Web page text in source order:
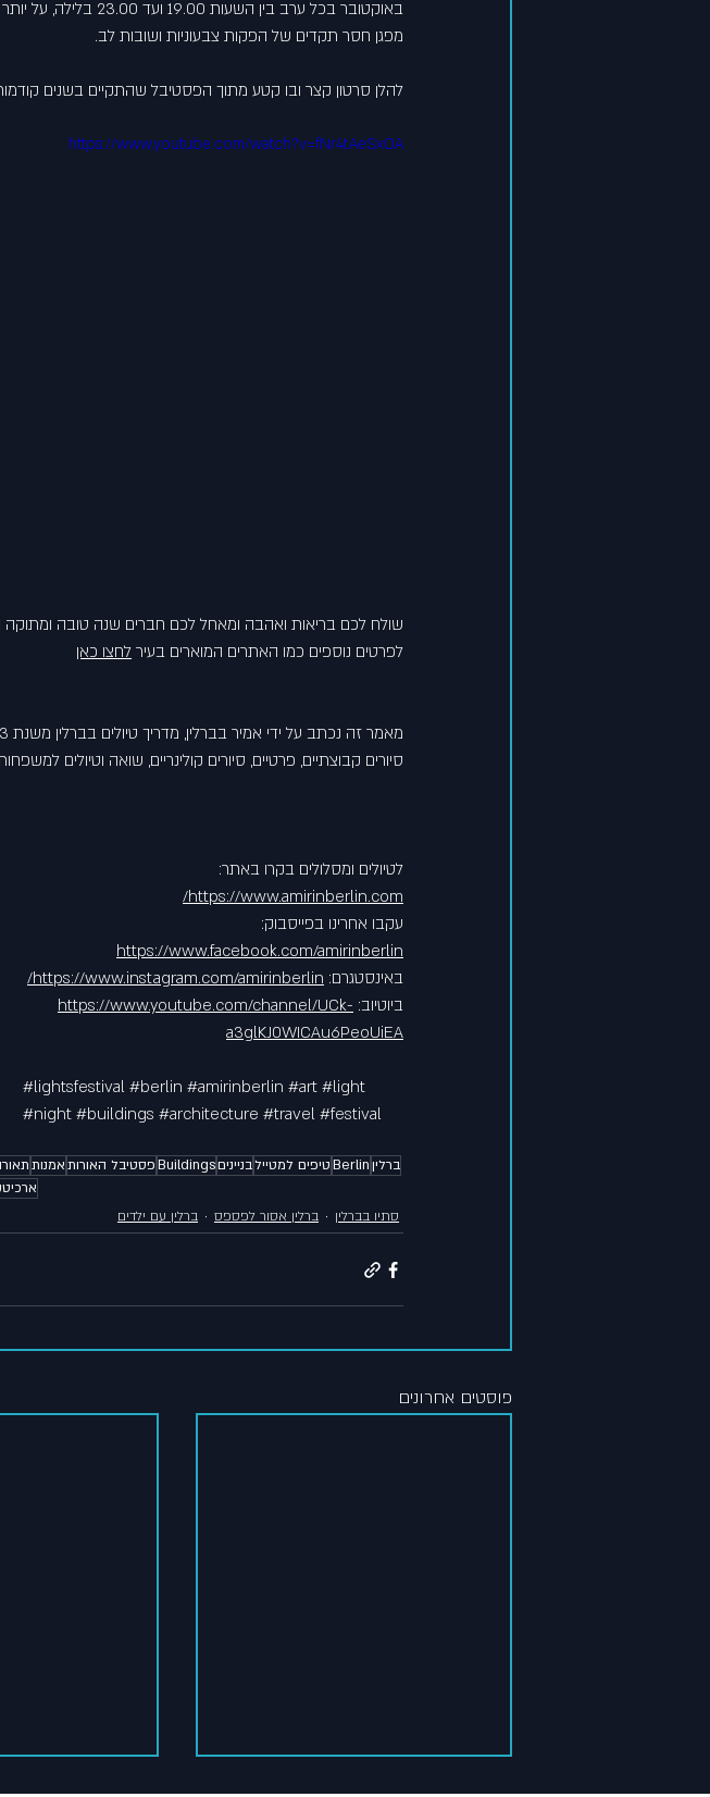
מפגן חסר תקדים של הפקות צבעוניות ושובות לב.
להלן סרטון קצר ובו קטע מתוך הפסטיבל שהתקיים בשנים
https://www.youtube.com/watch?v=fNr4tAeSxOA
שולח לכם בריאות ואהבה ומאחל לכם חברים שנה טובה ומתוקה
לפרטים נוספים כמו האתרים המוארים בעיר לחצו כאן
סיורים קבוצתיים, פרטיים, סיורים קולינריים, שואה וטיולים
לטיולים ומסלולים בקרו באתר:
https://www.amirinberlin.com/
עקבו אחרינו בפייסבוק:
https://www.facebook.com/amirinberlin
באינסטגרם: https://www.instagram.com/amirinberlin/
ביוטיוב: https://www.youtube.com/channel/UCk-
a3glKJ0WICAu6PeoUiEA
#lightsfestival #berlin #amirinberlin #art #light
#night #buildings #architecture #travel #festival
ברליןBerlinטיפים למטיילבנייניםBuildingsפסטיבל האורותאמנות
סתיו בברלין
ברלין אסור לפספס ברלין עם ילדים
פוסטים אחרונים